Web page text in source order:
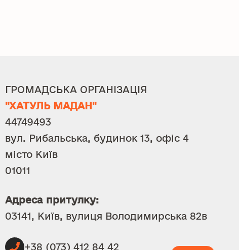
ГРОМАДСЬКА ОРГАНІЗАЦІЯ
"ХАТУЛЬ МАДАН"
44749493
вул. Рибальська, будинок 13, офіс 4
місто Київ
01011
Адреса притулку:
03141, Київ, вулиця Володимирська 82в
+38 (073) 412 84 42